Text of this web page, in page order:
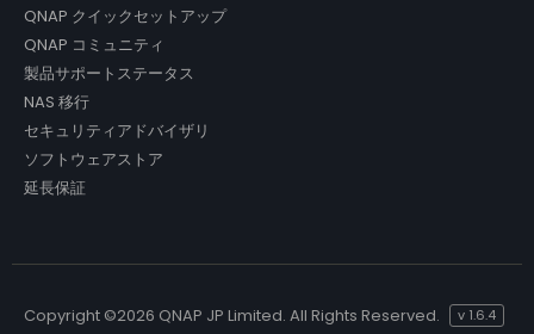
QNAP クイックセットアップ
QNAP コミュニティ
製品サポートステータス
NAS 移行
セキュリティアドバイザリ
ソフトウェアストア
延長保証
Copyright ©2026 QNAP JP Limited. All Rights Reserved. v 1.6.4